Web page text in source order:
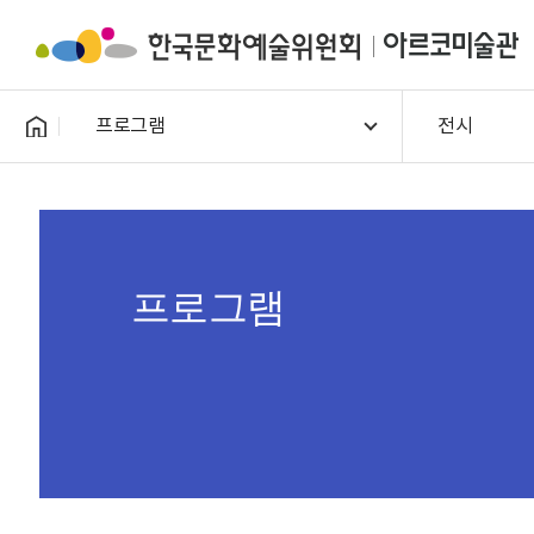
프로그램 전시
프로그램